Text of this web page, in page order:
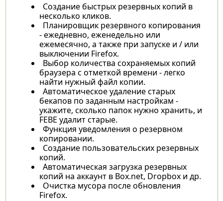
Создание быстрых резервных копий в
несколько кликов.
Планировщик резервного копирования
- ежедневно, еженедельно или
ежемесячно, а также при запуске и / или
выключении Firefox.
Выбор количества сохраняемых копий
браузера с отметкой времени - легко
найти нужный файл копии.
Автоматическое удаление старых
бекапов по заданным настройкам -
укажите, сколько папок нужно хранить, и
FEBE удалит старые.
Функция уведомления о резервном
копировании.
Создание пользовательских резервных
копий.
Автоматическая загрузка резервных
копий на аккаунт в Box.net, Dropbox и др.
Очистка мусора после обновления
Firefox.